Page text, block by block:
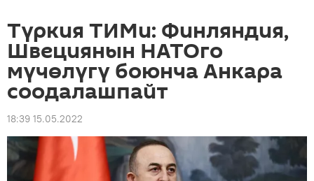
Түркия ТИМи: Финляндия,
Швециянын НАТОго
мүчөлүгү боюнча Анкара
соодалашпайт
18:39 15.05.2022